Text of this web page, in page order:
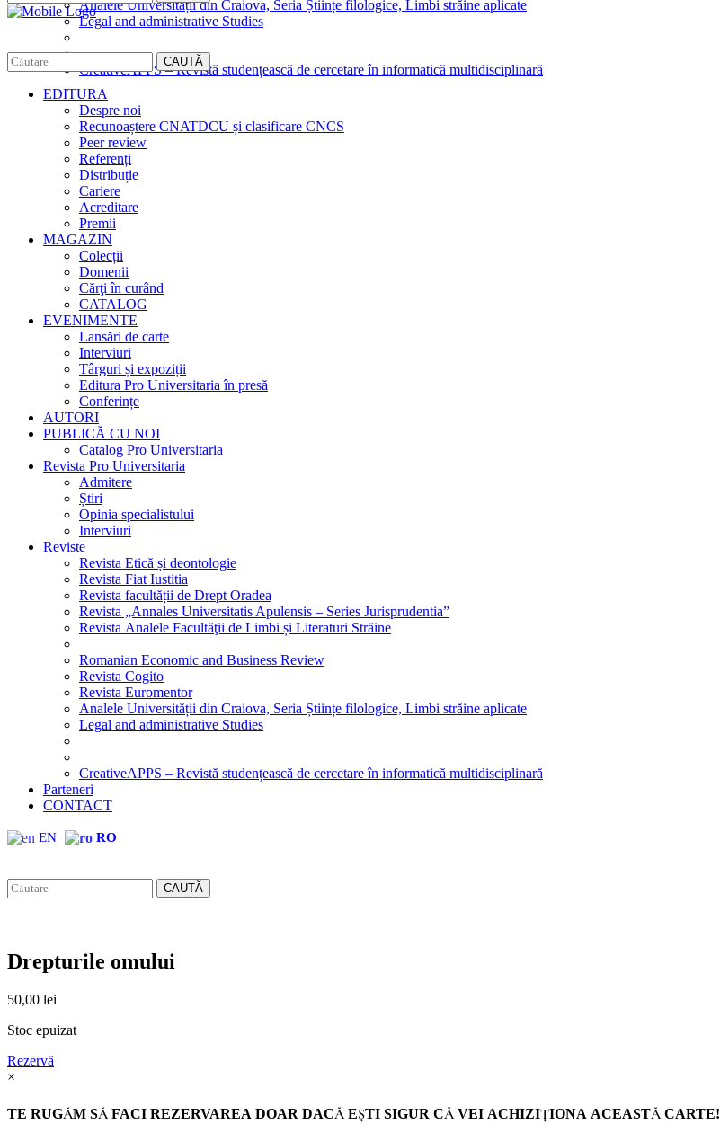
Analele Universității din Craiova, Seria Științe filologice, Limbi străine aplicate
Legal and administrative Studies
CreativeAPPS – Revistă studențească de cercetare în informatică multidisciplinară
CAUTĂ
EDITURA
Despre noi
Recunoaștere CNATDCU și clasificare CNCS
Peer review
Referenți
Distribuție
Cariere
Acreditare
Premii
MAGAZIN
Colecții
Domenii
Cărţi în curând
CATALOG
EVENIMENTE
Lansări de carte
Interviuri
Târguri și expoziții
Editura Pro Universitaria în presă
Conferințe
AUTORI
PUBLICĂ CU NOI
Catalog Pro Universitaria
Revista Pro Universitaria
Admitere
Știri
Opinia specialistului
Interviuri
Reviste
Revista Etică și deontologie
Revista Fiat Iustitia
Revista facultății de Drept Oradea
Revista „Annales Universitatis Apulensis – Series Jurisprudentia”
Revista Analele Facultăţii de Limbi și Literaturi Străine
Romanian Economic and Business Review
Revista Cogito
Revista Euromentor
Analele Universității din Craiova, Seria Științe filologice, Limbi străine aplicate
Legal and administrative Studies
CreativeAPPS – Revistă studențească de cercetare în informatică multidisciplinară
Parteneri
CONTACT
EN RO
CAUTĂ
Drepturile omului
50,00 lei
Stoc epuizat
Rezervă
×
TE RUGĂM SĂ FACI REZERVAREA DOAR DACĂ EŞTI SIGUR CĂ VEI ACHIZIŢIONA ACEASTĂ CARTE!